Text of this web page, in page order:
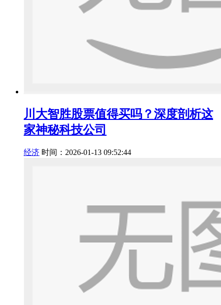
川大智胜股票值得买吗？深度剖析这
家神秘科技公司
经济 时间：2026-01-13 09:52:44